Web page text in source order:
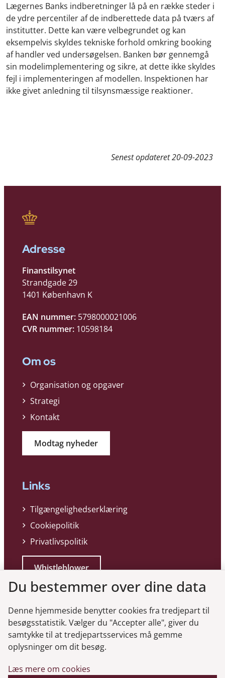
Lægernes Banks indberetninger lå på en række steder i
de ydre percentiler af de indberettede data på tværs af
institutter. Dette kan være velbegrundet og kan
eksempelvis skyldes tekniske forhold omkring booking
af handler ved undersøgelsen. Banken bør gennemgå
sin modelimplementering og sikre, at dette ikke skyldes
fejl i implementeringen af modellen. Inspektionen har
ikke givet anledning til tilsynsmæssige reaktioner.
Senest opdateret20-09-2023
Adresse
Finanstilsynet
Strandgade 29
1401 København K
EAN nummer: 5798000021006
CVR nummer: 10598184
Om os
Organisation og opgaver
Strategi
Kontakt
Modtag nyheder
Links
Tilgængelighedserklæring
Cookiepolitik
Privatlivspolitik
Whistleblower
Genveje
Gå til virksomhedsregisteret
Du bestemmer over dine data
Denne hjemmeside benytter cookies fra tredjepart til
besøgsstatistik. Vælger du "Accepter alle", giver du
samtykke til at tredjepartsservices må gemme
oplysninger om dit besøg.
Læs mere om cookies